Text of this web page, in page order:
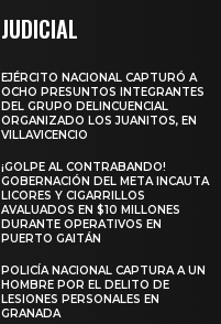
JUDICIAL
EJÉRCITO NACIONAL CAPTURÓ A
OCHO PRESUNTOS INTEGRANTES
DEL GRUPO DELINCUENCIAL
ORGANIZADO LOS JUANITOS, EN
VILLAVICENCIO
¡GOLPE AL CONTRABANDO!
GOBERNACIÓN DEL META INCAUTA
LICORES Y CIGARRILLOS
AVALUADOS EN $10 MILLONES
DURANTE OPERATIVOS EN
PUERTO GAITÁN
POLICÍA NACIONAL CAPTURA A UN
HOMBRE POR EL DELITO DE
LESIONES PERSONALES EN
GRANADA